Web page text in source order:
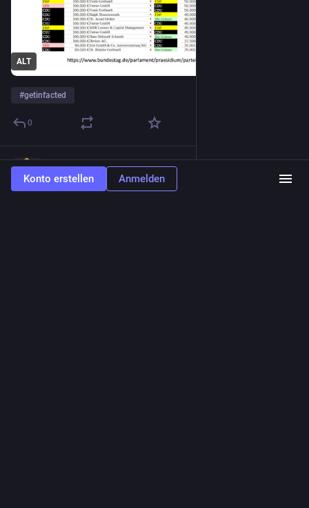
ALT
#getinfacted
0
Get Infacted
@getinfacted
Konto erstellen Anmelden